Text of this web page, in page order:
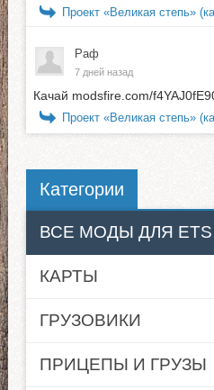
Проект «Великая степь»
Раф
7 дней назад
Качай modsfire.com/
Проект «Великая степь»
Категории
ВСЕ МОДЫ ДЛЯ ETS
КАРТЫ
ГРУЗОВИКИ
ПРИЦЕПЫ И ГРУЗЫ